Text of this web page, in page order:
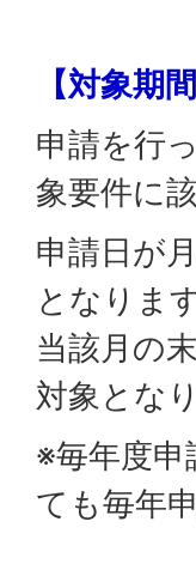
【対象期間
申請を行
象要件に
申請日が
となりま
当該月の
対象とな
※毎年度
ても毎年